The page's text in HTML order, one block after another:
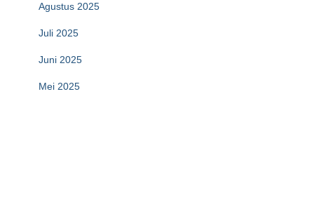
Agustus 2025
Juli 2025
Juni 2025
Mei 2025